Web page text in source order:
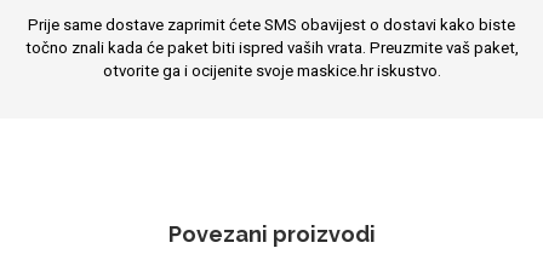
Prije same dostave zaprimit ćete SMS obavijest o dostavi kako biste
točno znali kada će paket biti ispred vaših vrata. Preuzmite vaš paket,
otvorite ga i ocijenite svoje maskice.hr iskustvo.
Povezani proizvodi